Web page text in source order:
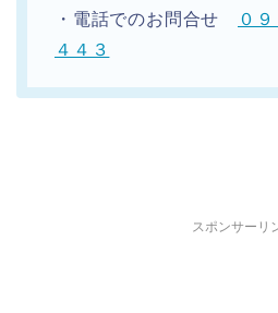
・電話でのお問合せ
０
４４３
スポンサーリ